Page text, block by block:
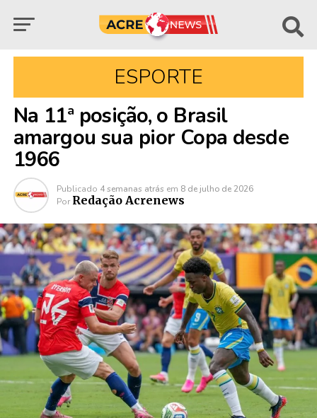
ESPORTE
Na 11ª posição, o Brasil
amargou sua pior Copa desde
1966
Publicado 4 semanas atrás em 8 de julho de 2026
Por Redação Acrenews